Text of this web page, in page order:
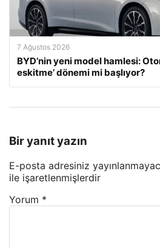
7 Ağustos 2026
BYD’nin yeni model hamlesi:
eskitme’ dönemi mi başlıyor?
Bir yanıt yazın
E-posta adresiniz
ile işaretlenmişlerdir
Yorum *